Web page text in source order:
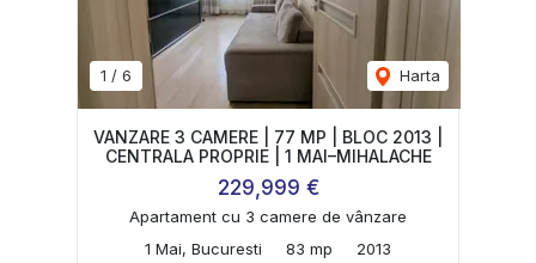
1 / 6 Harta
VANZARE 3 CAMERE | 77 MP | BLOC 2013 |
CENTRALA PROPRIE | 1 MAI–MIHALACHE
229,999 €
Apartament cu 3 camere de vânzare
1 Mai, Bucuresti
83 mp 2013